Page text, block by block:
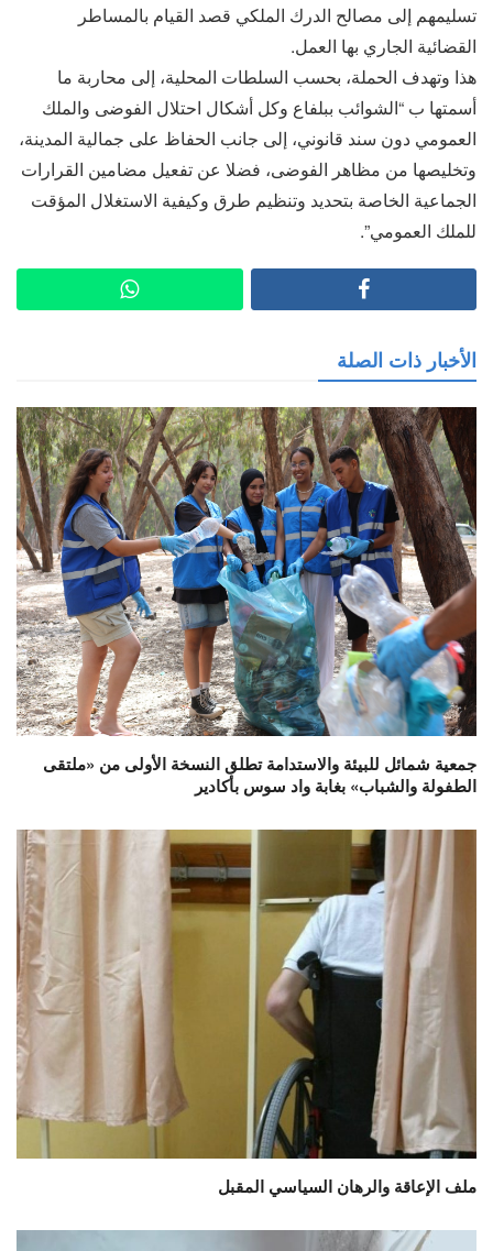
تسليمهم إلى مصالح الدرك الملكي قصد القيام بالمساطر
القضائية الجاري بها العمل.
هذا وتهدف الحملة، بحسب السلطات المحلية، إلى محاربة ما
أسمتها ب “الشوائب ببلفاع وكل أشكال احتلال الفوضى والملك
العمومي دون سند قانوني، إلى جانب الحفاظ على جمالية المدينة،
وتخليصها من مظاهر الفوضى، فضلا عن تفعيل مضامين القرارات
الجماعية الخاصة بتحديد وتنظيم طرق وكيفية الاستغلال المؤقت
للملك العمومي”.
الأخبار ذات الصلة
جمعية شمائل للبيئة والاستدامة تطلق النسخة الأولى من «ملتقى
الطفولة والشباب» بغابة واد سوس بأكادير
ملف الإعاقة والرهان السياسي المقبل